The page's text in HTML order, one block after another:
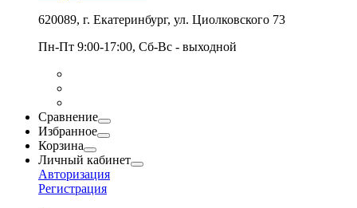
620089, г. Екатеринбург, ул. Циолковского 73
Пн-Пт 9:00-17:00, Сб-Вс - выходной
Сравнение
Избранное
Корзина
Личный кабинет
Авторизация
Регистрация